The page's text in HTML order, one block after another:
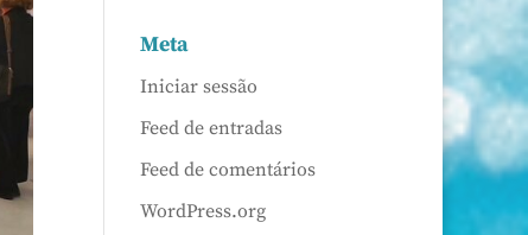
Meta
Iniciar sessão
Feed de entradas
Feed de comentários
WordPress.org